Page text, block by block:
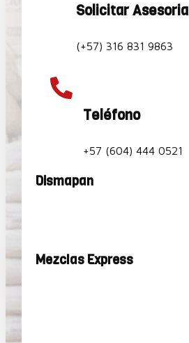
Solicitar Asesoria
(+57) 316 831 9863

Teléfono
+57 (604) 444 0521
Dismapan
Mezclas Express